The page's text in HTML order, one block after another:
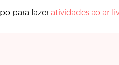
para fazer atividades ao ar